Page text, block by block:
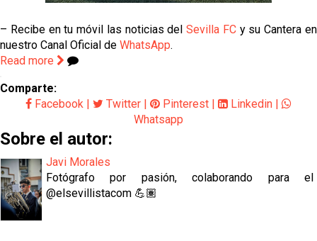
– Recibe en tu móvil las noticias delSevilla FCy su Cantera en
nuestro Canal Oficial de WhatsApp.
Read more
Comparte:
Facebook
Twitter Pinterest Linkedin
Whatsapp
Sobre el autor:
Javi Morales
Fotógrafo por pasión, colaborando para el
@elsevillistacom 💪🏽